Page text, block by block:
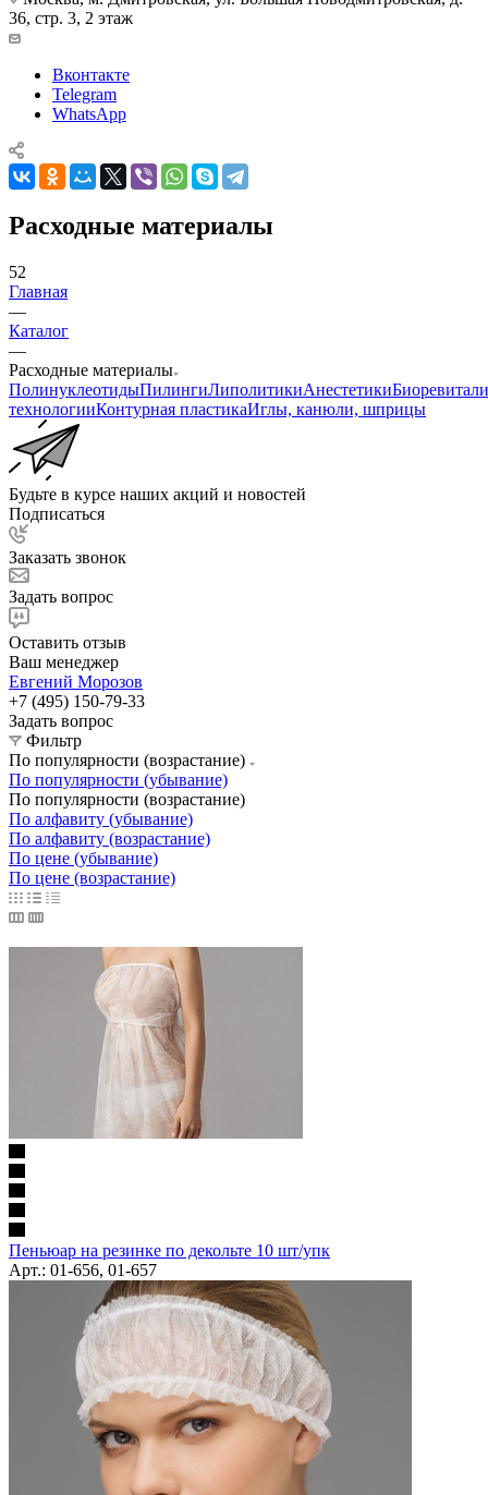
36, стр. 3, 2 этаж
Вконтакте
Telegram
WhatsApp
Расходные материалы
52
Главная
—
Каталог
—
Расходные материалы
ПолинуклеотидыПилингиЛиполитикиАнестетики
технологииКонтурная пластикаИглы, канюли, шприцы
Будьте в курсе наших акций и новостей
Подписаться
Заказать звонок
Задать вопрос
Оставить отзыв
Ваш менеджер
Евгений Морозов
+7 (495) 150-79-33
Задать вопрос
Фильтр
По популярности (возрастание)
По популярности (убывание)
По популярности (возрастание)
По алфавиту (убывание)
По алфавиту (возрастание)
По цене (убывание)
По цене (возрастание)
Пеньюар на резинке по декольте 10 шт/упк
Арт.: 01-656, 01-657